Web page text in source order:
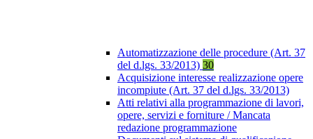
Automatizzazione delle procedure (Art. 37
del d.lgs. 33/2013) 30
Acquisizione interesse realizzazione opere
incompiute (Art. 37 del d.lgs. 33/2013)
Atti relativi alla programmazione di lavori,
opere, servizi e forniture / Mancata
redazione programmazione